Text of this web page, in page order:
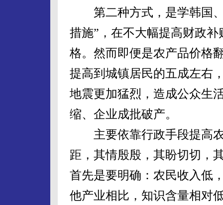
第二种方式，是学韩国、
措施”，在不大幅提高财政
格。然而即便是农产品价格
提高到城镇居民的五成左右
地震更加猛烈，造成公众生
缩、企业成批破产。
主要依靠行政手段提高农
距，其情殷殷，其盼切切，
首先是要明确：农民收入低
他产业相比，知识含量相对